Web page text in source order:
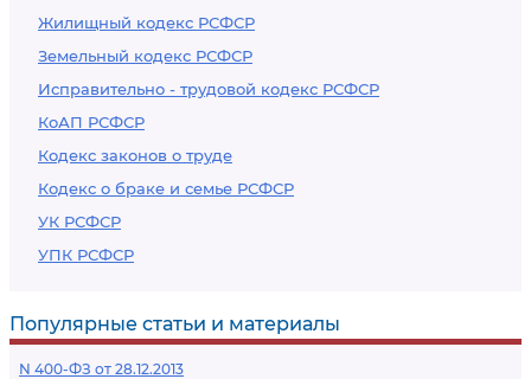
Жилищный кодекс РСФСР
Земельный кодекс РСФСР
Исправительно - трудовой кодекс РСФСР
КоАП РСФСР
Кодекс законов о труде
Кодекс о браке и семье РСФСР
УК РСФСР
УПК РСФСР
Популярные статьи и материалы
N 400-ФЗ от 28.12.2013